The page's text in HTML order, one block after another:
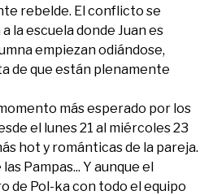
rebelde. El conflicto se
la escuela donde Juan es
empiezan odiándose,
de que están plenamente
más esperado por los
el lunes 21 al miércoles 23
hot y románticas de la pareja.
Pampas... Y aunque el
de Pol-ka con todo el equipo